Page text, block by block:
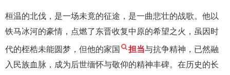
桓温的北伐，是一场未竟的征途，是一曲悲壮的战歌。他以
铁马冰河的豪情，点燃了东晋收复中原的希望之火，虽因时
代的桎梏未能圆梦，但他的家国 担当与抗争精神，已然融
入民族血脉，成为后世缅怀与敬仰的精神丰碑。在历史的长